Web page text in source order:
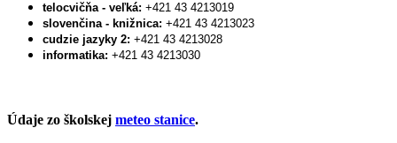
telocvičňa - veľká: +421 43 4213019
slovenčina - knižnica: +421 43 4213023
cudzie jazyky 2: +421 43 4213028
informatika: +421 43 4213030
Údaje zo školskej meteo stanice.